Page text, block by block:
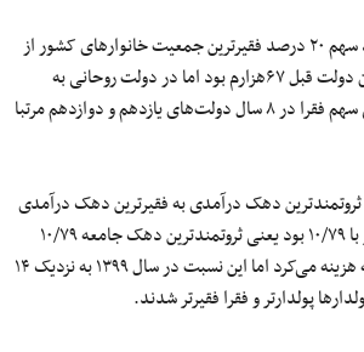
بر اساس گزارش مرکز آمار، سهم ۲۰ درصد فقیرترین جمعیت خانوارهای کشور از
کل هزینه‌ خانوارها در پایان دولت قبل ۶۷هزارم بود اما در دولت روحانی به
۵۸هزارم سقوط کرد. یعنی سهم فقرا در ۸ سال دولت‌های یازدهم و دوازدهم مرتبا
دهک درآمدی به فقیرترین دهک درآمدی
جمعیت در سال ۱۳۹۱ برابر با ۱۰/۷۹ بود یعنی ثروتمندترین دهک جامعه ۱۰/۷۹
برابر فقیرترین دهک جامعه هزینه می‌کرد اما این نسبت در سال ۱۳۹۹ به نزدیک ۱۴
پولدارتر و فقرا فقیرتر شدند.